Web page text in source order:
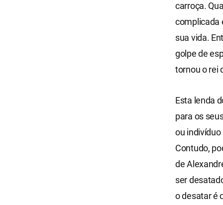
carroça.
complicada
sua vida.
golpe de
tornou o rei
Esta lenda
para os
ou
Contudo,
de
ser
o desatar é